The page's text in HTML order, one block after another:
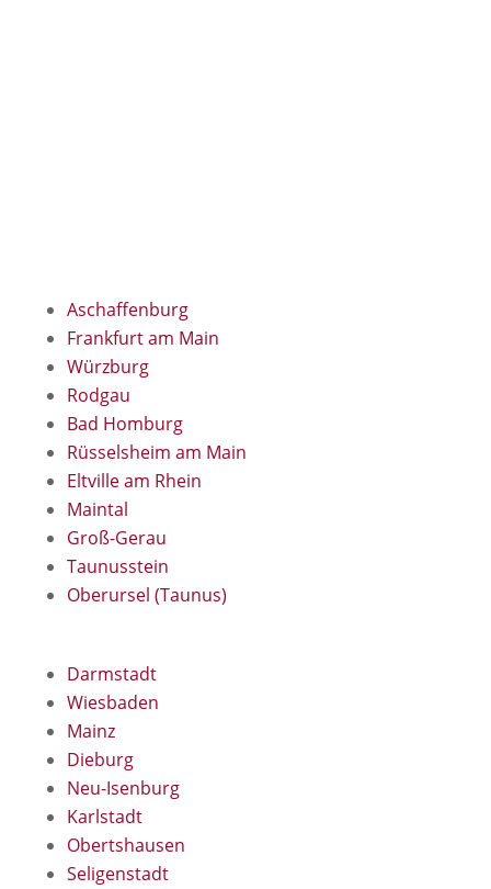
Aschaffenburg
Frankfurt am Main
Würzburg
Rodgau
Bad Homburg
Rüsselsheim am Main
Eltville am Rhein
Maintal
Groß-Gerau
Taunusstein
Oberursel (Taunus)
Darmstadt
Wiesbaden
Mainz
Dieburg
Neu-Isenburg
Karlstadt
Obertshausen
Seligenstadt